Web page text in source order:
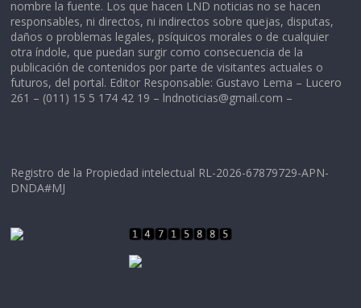
nombre la fuente. Los que hacen LND noticias no se hacen
responsables, ni directos, ni indirectos sobre quejas, disputas,
daños o problemas legales, psíquicos morales o de cualquier
otra índole, que puedan surgir como consecuencia de la
publicación de contenidos por parte de visitantes actuales o
futuros, del portal. Editor Responsable: Gustavo Lema – Lucero
261 – (011) 15 5 174 42 19 – lndnoticias@gmail.com –
Registro de la Propiedad intelectual RL-2026-67879729-APN-
DNDA#MJ